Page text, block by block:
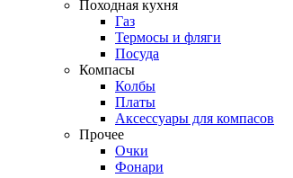
Походная кухня
Газ
Термосы и фляги
Посуда
Компасы
Колбы
Платы
Аксессуары для компасов
Прочее
Очки
Фонари